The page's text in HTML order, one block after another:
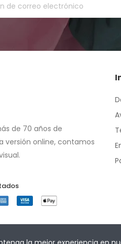
de 70 años de
versión online, contamos